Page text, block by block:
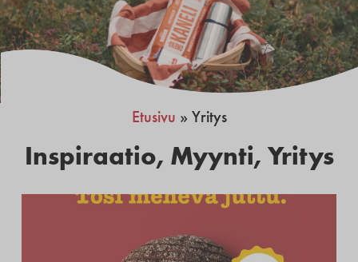
Etusivu » Yritys
Inspiraatio, Myynti, Yritys